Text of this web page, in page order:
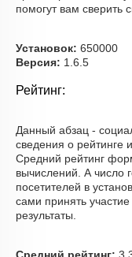
помогут вам сверить
Установок: 650000
Версия: 1.6.5
Рейтинг:
Данный абзац -
сведения о рейтинге
Средний рейтинг
вычислений. А число
посетителей в
сами принять
результаты.